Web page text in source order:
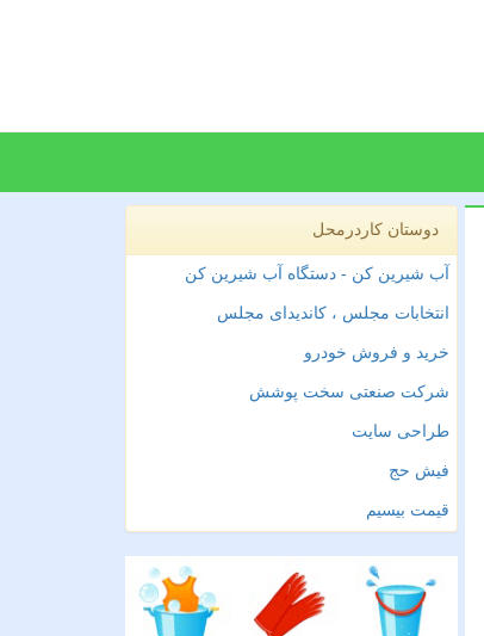
دوستان کاردرمحل
آب شیرین کن - دستگاه آب شیرین کن
انتخابات مجلس ، کاندیدای مجلس
خرید و فروش خودرو
شرکت صنعتی سخت پوشش
طراحی سایت
فیش حج
قیمت بیسیم